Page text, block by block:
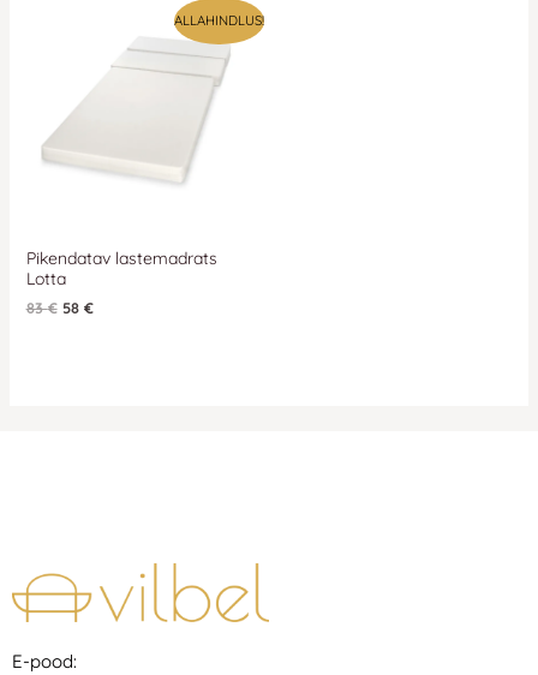
ALLAHINDLUS!
Pikendatav lastemadrats
Lotta
83€ 58 €
E-pood: